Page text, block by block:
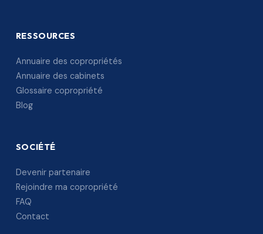
RESSOURCES
Annuaire des copropriétés
Annuaire des cabinets
Glossaire copropriété
Blog
SOCIÉTÉ
Devenir partenaire
Rejoindre ma copropriété
FAQ
Contact